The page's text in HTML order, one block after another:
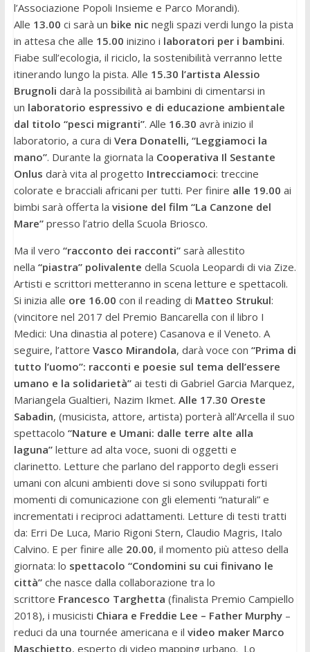
l’Associazione Popoli Insieme e Parco Morandi).
Alle 13.00 ci sarà un bike nic negli spazi verdi lungo la pista
in attesa che alle 15.00 inizino i laboratori per i bambini.
Fiabe sull’ecologia, il riciclo, la sostenibilità verranno lette
itinerando lungo la pista. Alle 15.30 l’artista Alessio
Brugnoli darà la possibilità ai bambini di cimentarsi in
un laboratorio espressivo e di educazione ambientale
dal titolo “pesci migranti”. Alle 16.30 avrà inizio il
laboratorio, a cura di Vera Donatelli, “Leggiamoci la
mano”. Durante la giornata la Cooperativa Il Sestante
Onlus darà vita al progetto Intrecciamoci: treccine
colorate e bracciali africani per tutti. Per finire alle 19.00 ai
bimbi sarà offerta la visione del film “La Canzone del
Mare”presso l’atrio della Scuola Briosco.
Ma il vero “racconto dei racconti”sarà allestito
nella “piastra” polivalente della Scuola Leopardi di via Zize.
Artisti e scrittori metteranno in scena letture e spettacoli.
Si inizia alle ore 16.00 con il reading di Matteo Strukul:
(vincitore nel 2017 del Premio Bancarella con il libro I
Medici: Una dinastia al potere) Casanova e il Veneto. A
seguire, l’attore Vasco Mirandola, darà voce con “Prima di
tutto l’uomo”: racconti e poesie sul tema dell’essere
umano e la solidarietà”ai testi di Gabriel Garcia Marquez,
Mariangela Gualtieri, Nazim Ikmet. Alle 17.30 Oreste
Sabadin, (musicista, attore, artista) porterà all’Arcella il suo
spettacolo “Nature e Umani: dalle terre alte alla
laguna”letture ad alta voce, suoni di oggetti e
clarinetto. Letture che parlano del rapporto degli esseri
umani con alcuni ambienti dove si sono sviluppati forti
momenti di comunicazione con gli elementi “naturali” e
incrementati i reciproci adattamenti. Letture di testi tratti
da: Erri De Luca, Mario Rigoni Stern, Claudio Magris, Italo
Calvino. E per finire alle 20.00, il momento più atteso della
giornata: lo spettacolo “Condomini su cui finivano le
città”che nasce dalla collaborazione tra lo
scrittore Francesco Targhetta (finalista Premio Campiello
2018), i musicisti Chiara e Freddie Lee – Father Murphy–
reduci da una tournée americana e il video maker Marco
Maschietto, esperto di video mapping urbano. Lo